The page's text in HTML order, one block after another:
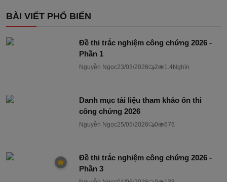
BÀI VIẾT PHỔ BIẾN
Đề thi trắc nghiệm công chứng 2026 -
Phần 1
Nguyễn Ngọc23/03/2026 2 1.4Nghìn
Danh mục tài liệu tham khảo ôn thi
công chứng 2026
Nguyễn Ngọc25/05/2026 0 676
Đề thi trắc nghiệm công chứng 2026 -
Phần 3